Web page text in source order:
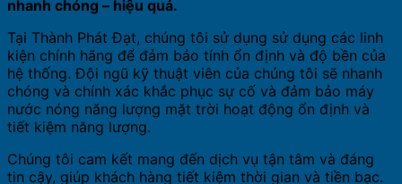
nhanh chóng – hiệu quả.
Tại Thành Phát Đạt, chúng tôi sử dụng sử dụng các linh
kiện chính hãng để đảm bảo tính ổn định và độ bền của
hệ thống. Đội ngũ kỹ thuật viên của chúng tôi sẽ nhanh
chóng và chính xác khắc phục sự cố và đảm bảo máy
nước nóng năng lượng mặt trời hoạt động ổn định và
tiết kiệm năng lượng.
Chúng tôi cam kết mang đến dịch vụ tận tâm và đáng
tin cậy, giúp khách hàng tiết kiệm thời gian và tiền bạc.